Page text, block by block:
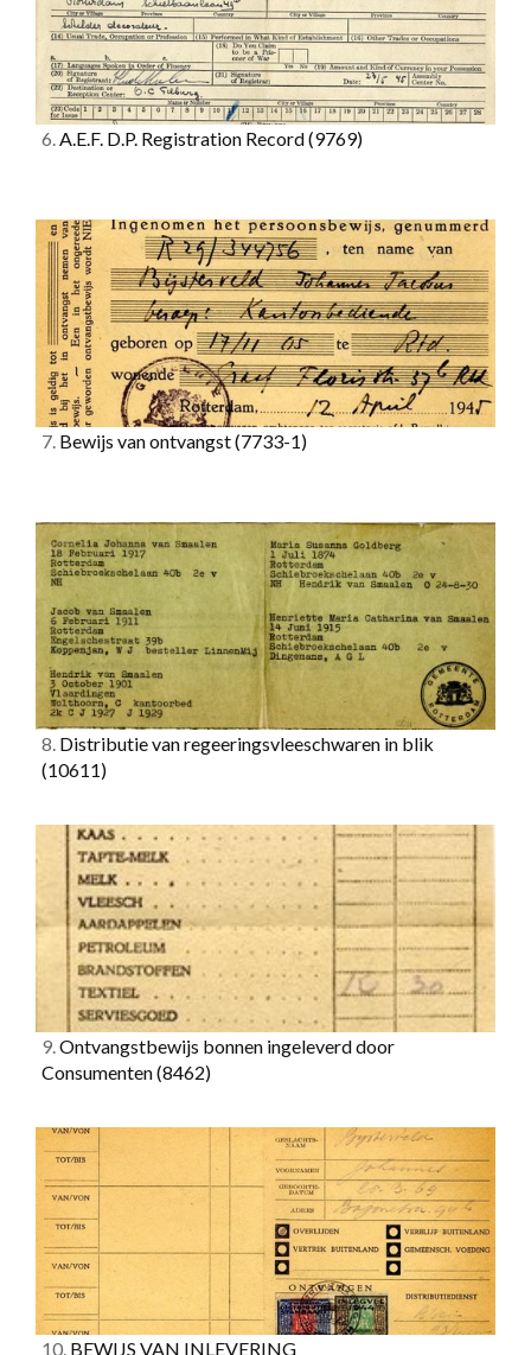
6.A.E.F. D.P. Registration Record(9769)
7. Bewijs van ontvangst(7733-1)
8. Distributie van regeeringsvleeschwaren in blik
(10611)
9.Ontvangstbewijs bonnen ingeleverd door
Consumenten(8462)
10. BEWIJS VAN INLEVERING